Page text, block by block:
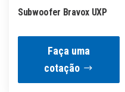
Subwoofer Bravox UXP
Faça uma
cotação